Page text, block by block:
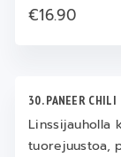
€16.90
30. PANEER CHILI
Linssijauholla
tuorejuustoa,